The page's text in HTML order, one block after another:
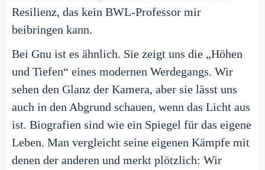
Resilienz, das kein BWL-Professor mir
beibringen kann.
Bei Gnu ist es ähnlich. Sie zeigt uns die „Höhen
und Tiefen“ eines modernen Werdegangs. Wir
sehen den Glanz der Kamera, aber sie lässt uns
auch in den Abgrund schauen, wenn das Licht aus
ist. Biografien sind wie ein Spiegel für das eigene
Leben. Man vergleicht seine eigenen Kämpfe mit
denen der anderen und merkt plötzlich: Wir